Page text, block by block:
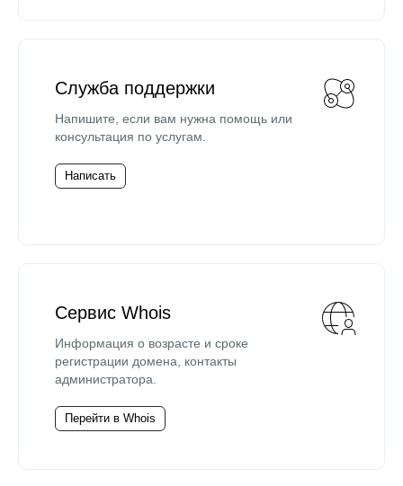
Служба поддержки
Напишите, если вам нужна помощь или
консультация по услугам.
Написать
Сервис Whois
Информация о возрасте и сроке
регистрации домена, контакты
администратора.
Перейти в Whois